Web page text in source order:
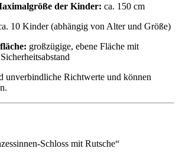
der Kinder: ca. 150 cm
10 Kinder (abhängig von Alter und Größe)
großzügige, ebene Fläche mit
unverbindliche Richtwerte und können
Schloss mit Rutsche“